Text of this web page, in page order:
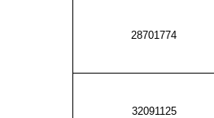
28701774
32091125